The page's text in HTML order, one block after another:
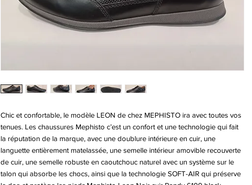
Chic et confortable, le modèle LEON de chez MEPHISTO ira avec toutes vos
tenues. Les chaussures Mephisto c’est un confort et une technologie qui fait
la réputation de la marque, avec une doublure intérieure en cuir, une
languette entièrement matelassée, une semelle intérieur amovible recouverte
de cuir, une semelle robuste en caoutchouc naturel avec un système sur le
talon qui absorbe les chocs, ainsi que la technologie SOFT-AIR qui préserve